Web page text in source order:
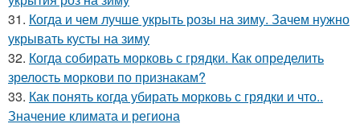
31. Когда и чем лучше укрыть розы на зиму. Зачем нужно
укрывать кусты на зиму
32. Когда собирать морковь с грядки. Как определить
зрелость моркови по признакам?
33. Как понять когда убирать морковь с грядки и что..
Значение климата и региона